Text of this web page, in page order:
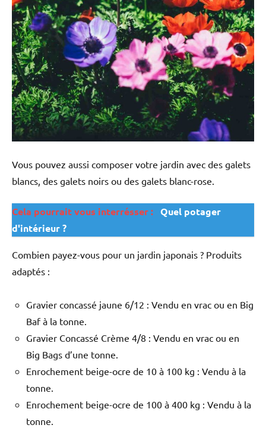
Vous pouvez aussi composer votre jardin avec des galets
blancs, des galets noirs ou des galets blanc-rose.
Cela pourrait vous interrésser : Quel potager
d'intérieur ?
Combien payez-vous pour un jardin japonais ? Produits
adaptés :
Gravier concassé jaune 6/12 : Vendu en vrac ou en Big
Baf à la tonne.
Gravier Concassé Crème 4/8 : Vendu en vrac ou en
Big Bags d’une tonne.
Enrochement beige-ocre de 10 à 100 kg : Vendu à la
tonne.
Enrochement beige-ocre de 100 à 400 kg : Vendu à la
tonne.